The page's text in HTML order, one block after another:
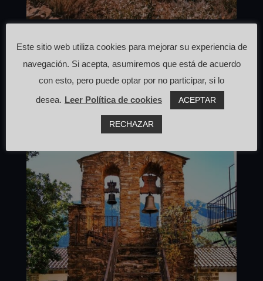
Meandros río Hurdano
Dic 23, 2020 Casares de Las Hurdes
Punto selfie
Este sitio web utiliza cookies para mejorar su experiencia de
navegación. Si acepta, asumiremos que está de acuerdo
con esto, pero puede optar por no participar, si lo
desea. Leer Política de cookies ACEPTAR
RECHAZAR